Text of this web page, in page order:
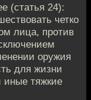
(статья 24):
четко
лица, против
оружия
для жизни
иные тяжкие